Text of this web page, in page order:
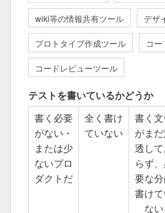
wiki等の情報共有ツール デザ
プロトタイプ作成ツール コ
コードレビューツール
テストを書いているかどうか
書く必要
がない・
または少
ないプロ
ダクトだ
全く書け
ていない
書く
がま
透し
らず
要な
書け
ない